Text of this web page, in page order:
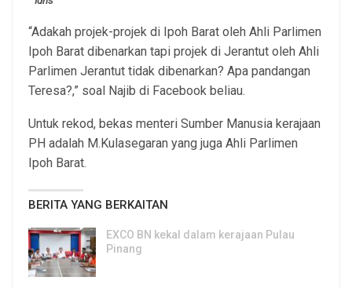
“Adakah projek-projek di Ipoh Barat oleh Ahli Parlimen
Ipoh Barat dibenarkan tapi projek di Jerantut oleh Ahli
Parlimen Jerantut tidak dibenarkan? Apa pandangan
Teresa?,” soal Najib di Facebook beliau.
Untuk rekod, bekas menteri Sumber Manusia kerajaan
PH adalah M.Kulasegaran yang juga Ahli Parlimen
Ipoh Barat.
BERITA YANG BERKAITAN
EXCO BN kekal dalam kerajaan Pulau
Pinang